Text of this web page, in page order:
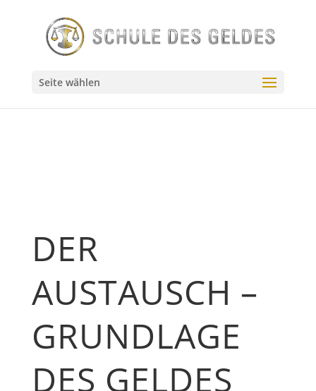
by user10201522, modified by community. See post
'Timeline' for change history // Retrieved 2026-07-23,
Seite wählen
DER
AUSTAUSCH –
GRUNDLAGE
DES GELDES